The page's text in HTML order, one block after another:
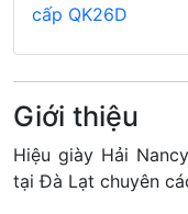
cấp QK26D
Giới thiệu
Hiệu giày Hải
tại Đà Lạt chuyên